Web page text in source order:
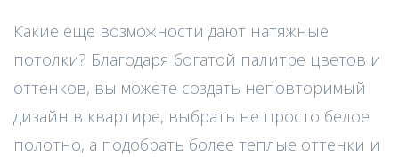
Какие еще возможности дают натяжные
потолки? Благодаря богатой палитре цветов и
оттенков, вы можете создать неповторимый
дизайн в квартире, выбрать не просто белое
полотно, а подобрать более теплые оттенки и